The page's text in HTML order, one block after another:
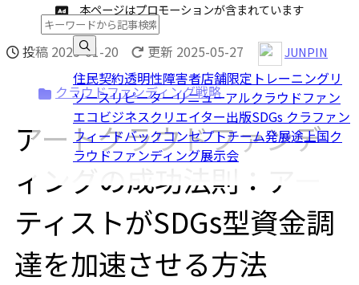
住民契約透明性障害者店舗限定 トレーニングリ
ソースリピーターリニューアルクラウドファン
エコビジネスクリエイター出版SDGs クラファン
フィードバックコンセプトチーム発展途上国ク
ラウドファンディング展示会
本ページはプロモーションが含まれています
投稿 2025-01-20 更新 2025-05-27 JUNPIN
クラウドファンディング戦略
アートクラウドファンデ
ィングの成功法則：アー
ティストがSDGs型資金調
達を加速させる方法